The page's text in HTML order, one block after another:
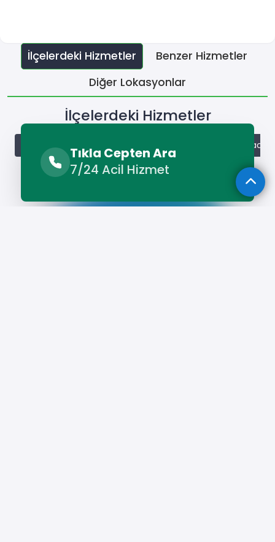
Tıkla Cepten Ara
7/24 Acil Hizmet
İlçelerdeki Hizmetler
Benzer Hizmetler
Diğer Lokasyonlar
İlçelerdeki Hizmetler
Ayrancı Hurdacı Ermenek Hurdacı